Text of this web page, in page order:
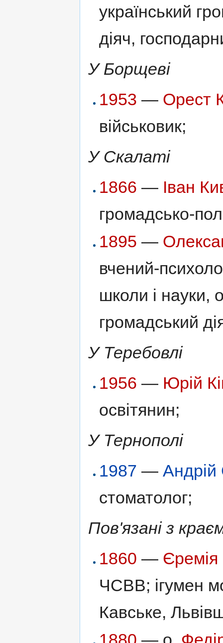
український
діяч,
У Борщеві
1953 — Орест
військовик;
У Скалаті
1866 — Іван
громадсько-
1895 —
вчений-
школи і науки,
громадський
У Теребовлі
1956 — Юрій
освітянин;
У Тернополі
1987 —Андрій
стоматолог;
Пов'язані з
1860 —
ЧСВВ; ігумен
Кавське,